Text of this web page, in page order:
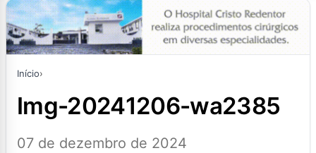
Início›
img-20241206-wa2385
07 de dezembro de 2024